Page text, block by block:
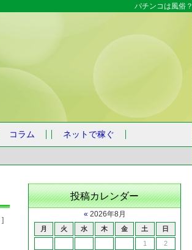
パチンコは風俗？
コラム ネットで稼ぐ
]
投稿カレンダー
« 2026年8月
月 火 水 木 金 土
日
1
2